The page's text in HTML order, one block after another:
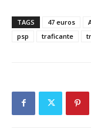
TAGS 47 euros
psp
traficante